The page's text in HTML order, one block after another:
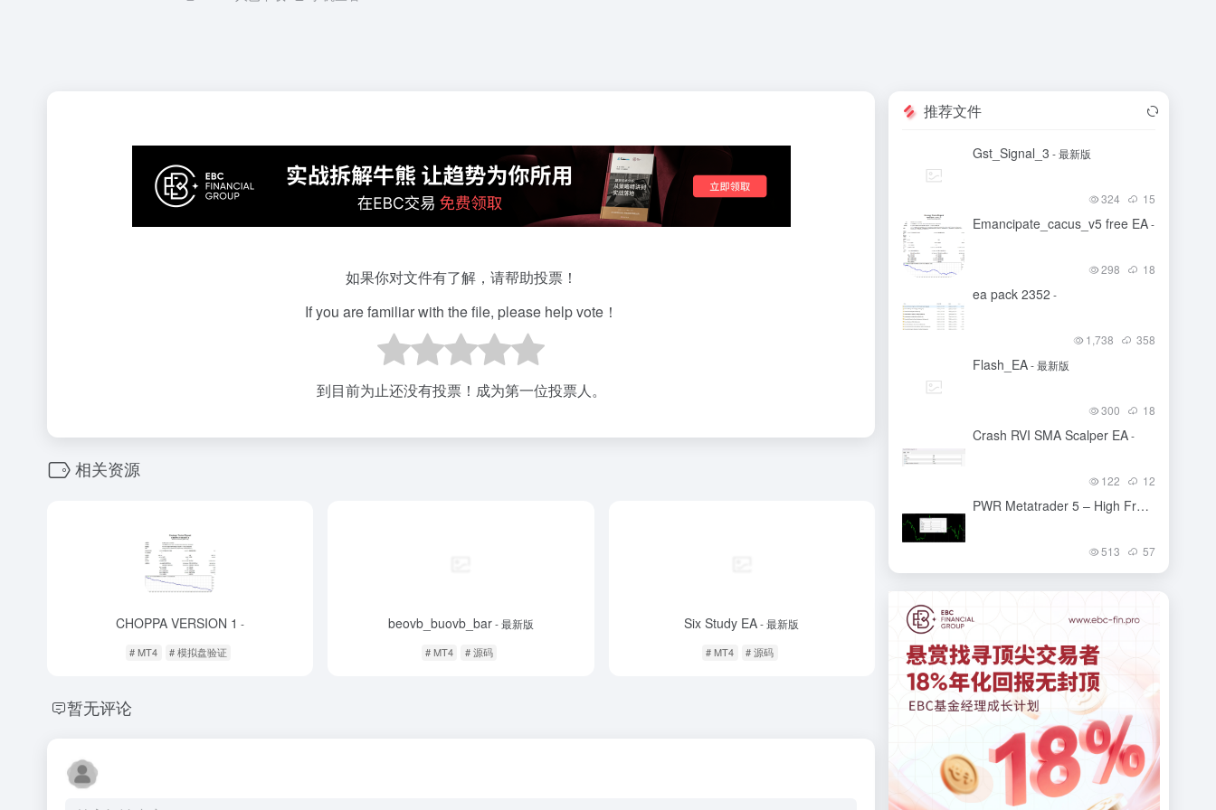
如果你对文件有了解，请帮助投票！
If you are familiar with the file, please help vote！
到目前为止还没有投票！成为第一位投票人。
相关资源
CHOPPA VERSION 1 -
# MT4 # 模拟盘验证
beovb_buovb_bar- 最新版
# MT4 # 源码
Six Study EA- 最新版
# MT4 # 源码
暂无评论
推荐文件
Gst_Signal_3 - 最新版
324 15
Emancipate_cacus_v5 free EA-
298 18
ea pack 2352 -
1,738 358
Flash_EA- 最新版
300 18
Crash RVI SMA Scalper EA-
122 12
PWR Metatrader 5 – High Frequency (ForexHub Exposed)
513 57